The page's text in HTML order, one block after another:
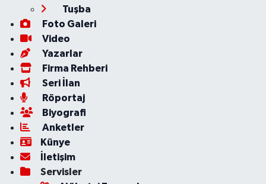
Tuşba
Foto Galeri
Video
Yazarlar
Firma Rehberi
Seri İlan
Röportaj
Biyografi
Anketler
Künye
İletişim
Servisler